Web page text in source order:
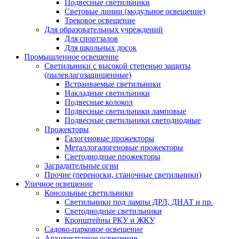
Подвесные светильники
Световые линии (модульное освещение)
Трековое освещение
Для образовательных учреждений
Для спортзалов
Для школьных досок
Промышленное освещение
Светильники с высокой степенью защиты
(пылевлагозащищенные)
Встраиваемые светильники
Накладные светильники
Подвесные колокол
Подвесные светильники ламповые
Подвесные светильники светодиодные
Прожекторы
Галогеновые прожекторы
Металлогалогеновые прожекторы
Светодиодные прожекторы
Заградительные огни
Прочие (переноски, станочные светильники)
Уличное освещение
Консольные светильники
Cветильники под лампы ДРЛ, ДНАТ и пр.
Cветодиодные светильники
Кронштейны РКУ и ЖКУ
Садово-парковое освещение